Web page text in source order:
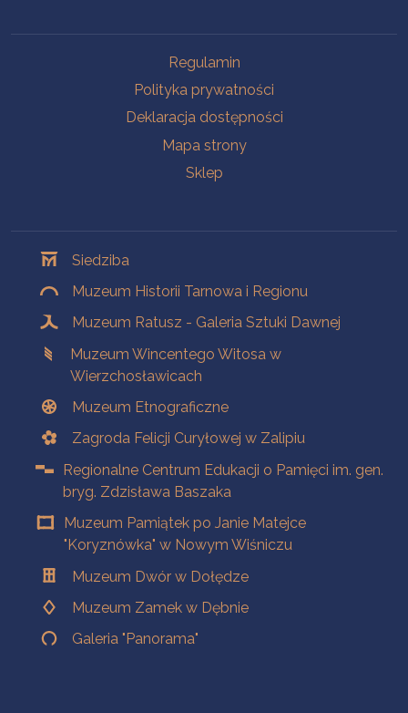
Regulamin
Polityka prywatności
Deklaracja dostępności
Mapa strony
Sklep
Siedziba
Muzeum Historii Tarnowa i Regionu
Muzeum Ratusz - Galeria Sztuki Dawnej
Muzeum Wincentego Witosa w
Wierzchosławicach
Muzeum Etnograficzne
Zagroda Felicji Curyłowej w Zalipiu
Regionalne Centrum Edukacji o Pamięci im. gen.
bryg. Zdzisława Baszaka
Muzeum Pamiątek po Janie Matejce
"Koryznówka" w Nowym Wiśniczu
Muzeum Dwór w Dołędze
Muzeum Zamek w Dębnie
Galeria "Panorama"